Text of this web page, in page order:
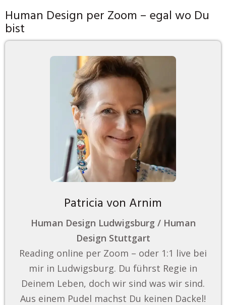
Human Design per Zoom – egal wo Du
bist
Patricia von Arnim
Human Design Ludwigsburg / Human
Design Stuttgart
Reading online per Zoom – oder 1:1 live bei
mir in Ludwigsburg. Du führst Regie in
Deinem Leben, doch wir sind was wir sind.
Aus einem Pudel machst Du keinen Dackel!